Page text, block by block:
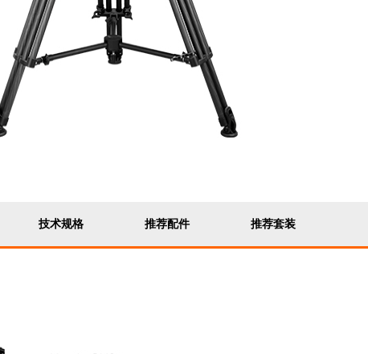
技术规格 推荐配件 推荐套装